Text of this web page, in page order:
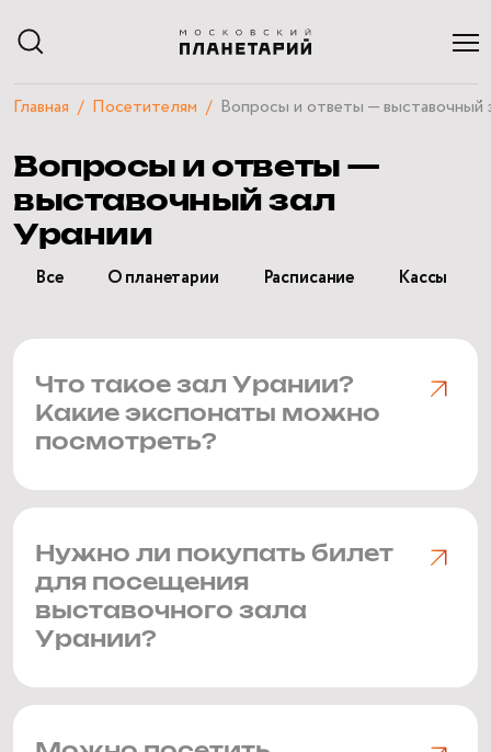
РАСПИСАНИЕ
ЭКСКУРСИИ
КУРСЫ И ЛЕКЦИИ
ЧАСТНЫЕ МЕРОПРИЯТИЯ
ПОСЕТИТЕЛЯМ
КВИЗЫ
Главная Посетителям Вопросы и ответы — выставочный
Вопросы и ответы —
выставочный зал
Урании
Все О планетарии Расписание Кассы
Что такое зал Урании?
Какие экспонаты можно
посмотреть?
Нужно ли покупать билет
для посещения
выставочного зала
Урании?